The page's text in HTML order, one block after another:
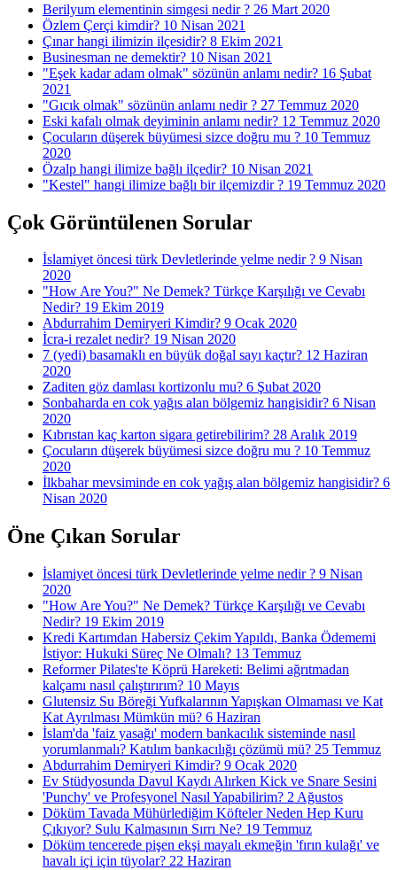
Berilyum elementinin simgesi nedir ? 26 Mart 2020
Özlem Çerçi kimdir? 10 Nisan 2021
Çınar hangi ilimizin ilçesidir? 8 Ekim 2021
Businesman ne demektir? 10 Nisan 2021
"Eşek kadar adam olmak" sözünün anlamı nedir? 16 Şubat
2021
"Gıcık olmak" sözünün anlamı nedir ? 27 Temmuz 2020
Eski kafalı olmak deyiminin anlamı nedir? 12 Temmuz 2020
Çocuların düşerek büyümesi sizce doğru mu ? 10 Temmuz
2020
Özalp hangi ilimize bağlı ilçedir? 10 Nisan 2021
"Kestel" hangi ilimize bağlı bir ilçemizdir ? 19 Temmuz 2020
Çok Görüntülenen Sorular
İslamiyet öncesi türk Devletlerinde yelme nedir ? 9 Nisan
2020
"How Are You?" Ne Demek? Türkçe Karşılığı ve Cevabı
Nedir? 19 Ekim 2019
Abdurrahim Demiryeri Kimdir? 9 Ocak 2020
İcra-i rezalet nedir? 19 Nisan 2020
7 (yedi) basamaklı en büyük doğal sayı kaçtır? 12 Haziran
2020
Zaditen göz damlası kortizonlu mu? 6 Şubat 2020
Sonbaharda en cok yağıs alan bölgemiz hangisidir? 6 Nisan
2020
Kıbrıstan kaç karton sigara getirebilirim? 28 Aralık 2019
Çocuların düşerek büyümesi sizce doğru mu ? 10 Temmuz
2020
İlkbahar mevsiminde en cok yağış alan bölgemiz hangisidir? 6
Nisan 2020
Öne Çıkan Sorular
İslamiyet öncesi türk Devletlerinde yelme nedir ? 9 Nisan
2020
"How Are You?" Ne Demek? Türkçe Karşılığı ve Cevabı
Nedir? 19 Ekim 2019
Kredi Kartımdan Habersiz Çekim Yapıldı, Banka Ödememi
İstiyor: Hukuki Süreç Ne Olmalı? 13 Temmuz
Reformer Pilates'te Köprü Hareketi: Belimi ağrıtmadan
kalçamı nasıl çalıştırırım? 10 Mayıs
Glutensiz Su Böreği Yufkalarının Yapışkan Olmaması ve Kat
Kat Ayrılması Mümkün mü? 6 Haziran
İslam'da 'faiz yasağı' modern bankacılık sisteminde nasıl
yorumlanmalı? Katılım bankacılığı çözümü mü? 25 Temmuz
Abdurrahim Demiryeri Kimdir? 9 Ocak 2020
Ev Stüdyosunda Davul Kaydı Alırken Kick ve Snare Sesini
'Punchy' ve Profesyonel Nasıl Yapabilirim? 2 Ağustos
Döküm Tavada Mühürlediğim Köfteler Neden Hep Kuru
Çıkıyor? Sulu Kalmasının Sırrı Ne? 19 Temmuz
Döküm tencerede pişen ekşi mayalı ekmeğin 'fırın kulağı' ve
havalı içi için tüyolar? 22 Haziran